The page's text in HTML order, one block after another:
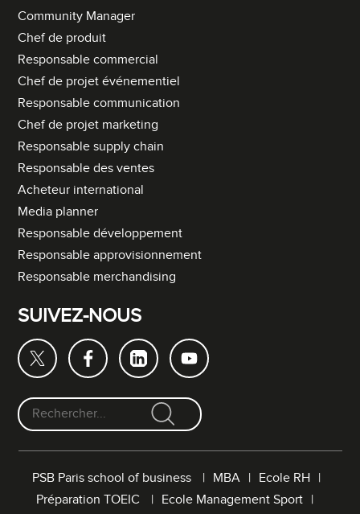
Community Manager
Chef de produit
Responsable commercial
Chef de projet événementiel
Responsable communication
Chef de projet marketing
Responsable supply chain
Responsable des ventes
Acheteur international
Media planner
Responsable développement
Responsable approvisionnement
Responsable merchandising
SUIVEZ-NOUS
F
PSB Paris school of business MBA
Ecole RH
Préparation TOEIC
Ecole Management Sport